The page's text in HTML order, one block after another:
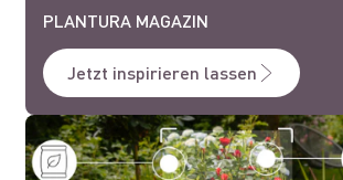
PLANTURA MAGAZIN
Jetzt inspirieren lassen